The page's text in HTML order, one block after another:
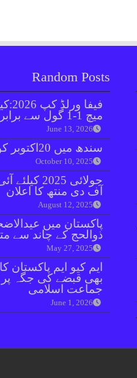
Random Posts
میچ 1-1 گول سے برابر
June 13, 2026
سندھ میں 20اکتوبر کو تعطیل کا اعلان
October 10, 2025
جولائی 2025
آف دی منتھ کا اعلان
August 12, 2025
پاکستان میں
ذوالحج کے چاند سے
May 27, 2025
ایم کیو ایم پاکستان کا
بھی قبضے کی جگہ پر
جماعت اسلامی
June 1, 2026